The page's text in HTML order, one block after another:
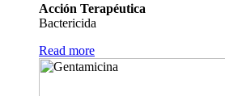
Acción Terapéutica
Bactericida
Read more